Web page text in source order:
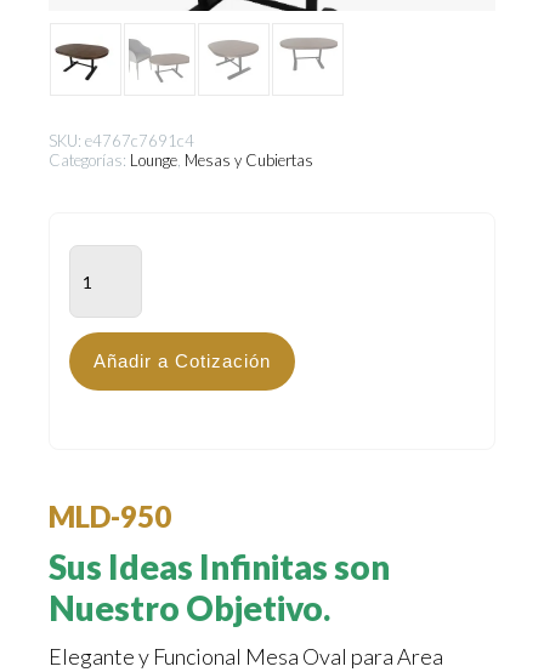
SKU: e4767c7691c4
Categorías: Lounge, Mesas y Cubiertas
MLD-950
Sus Ideas Infinitas son
Nuestro Objetivo.
Elegante y Funcional Mesa Oval para Area
MLD-
950
Añadir a Cotización